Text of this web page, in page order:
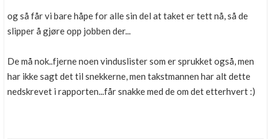
og så får vi bare håpe for alle sin del at taket er tett nå, så de
slipper å gjøre opp jobben der...
De må nok..fjerne noen vinduslister som er sprukket også, men
har ikke sagt det til snekkerne, men takstmannen har alt dette
nedskrevet i rapporten...får snakke med de om det etterhvert :)